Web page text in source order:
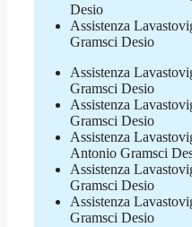
Desio
Assistenza
Gramsci Desio
Assistenza
Gramsci Desio
Assistenza
Gramsci Desio
Assistenza
Antonio Gramsci
Assistenza
Gramsci Desio
Assistenza
Gramsci Desio